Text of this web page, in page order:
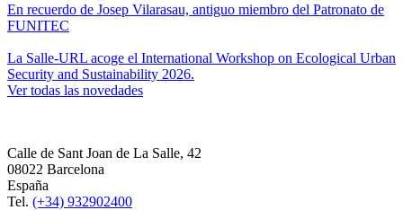
En recuerdo de Josep Vilarasau, antiguo miembro del Patronato de
FUNITEC
La Salle-URL acoge el International Workshop on Ecological Urban
Security and Sustainability 2026.
Ver todas las novedades
Calle de Sant Joan de La Salle, 42
08022 Barcelona
España
Tel. (+34) 932902400